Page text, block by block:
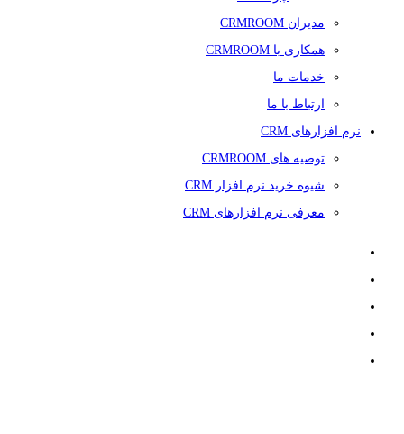
مدیران CRMROOM
همکاری با CRMROOM
خدمات ما
ارتباط با ما
نرم افزارهای CRM
توصیه های CRMROOM
شیوه خرید نرم افزار CRM
معرفی نرم افزارهای CRM